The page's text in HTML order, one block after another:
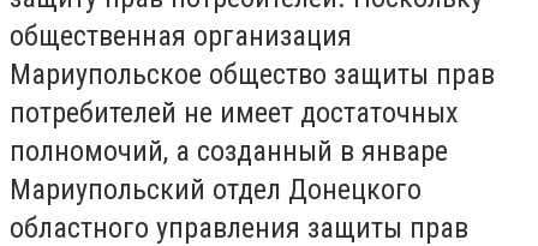
общественная организация
Мариупольское общество защиты прав
потребителей не имеет достаточных
полномочий, а созданный в январе
Мариупольский отдел Донецкого
областного управления защиты прав